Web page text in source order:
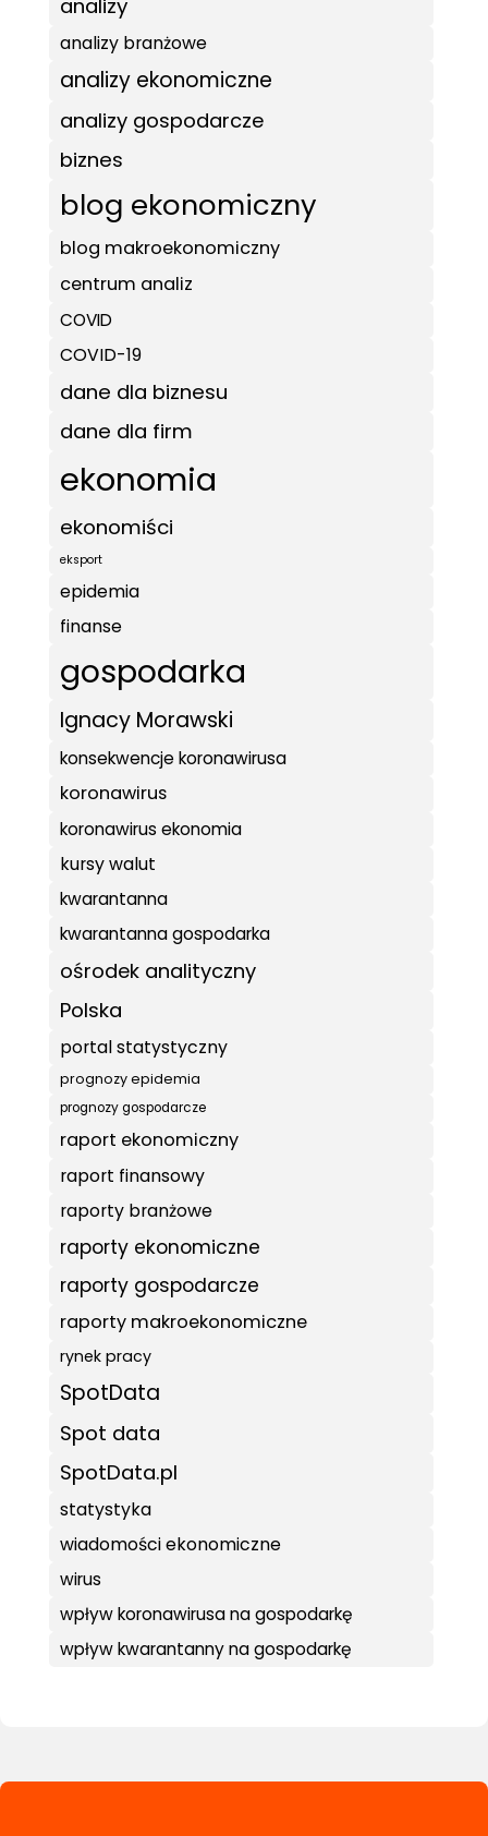
analizy
analizy branżowe
analizy ekonomiczne
analizy gospodarcze
biznes
blog ekonomiczny
blog makroekonomiczny
centrum analiz
COVID
COVID-19
dane dla biznesu
dane dla firm
ekonomia
ekonomiści
eksport
epidemia
finanse
gospodarka
Ignacy Morawski
konsekwencje koronawirusa
koronawirus
koronawirus ekonomia
kursy walut
kwarantanna
kwarantanna gospodarka
ośrodek analityczny
Polska
portal statystyczny
prognozy epidemia
prognozy gospodarcze
raport ekonomiczny
raport finansowy
raporty branżowe
raporty ekonomiczne
raporty gospodarcze
raporty makroekonomiczne
rynek pracy
SpotData
Spot data
SpotData.pl
statystyka
wiadomości ekonomiczne
wirus
wpływ koronawirusa na gospodarkę
wpływ kwarantanny na gospodarkę